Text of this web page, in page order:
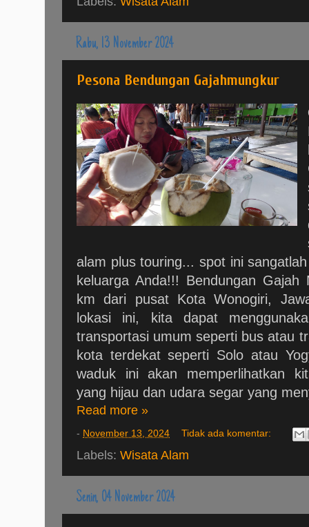
Rabu, 13 November 2024
Pesona Bendungan Gajahmungkur
alam plus touring... spot ini
keluarga Anda!!! Bendungan
km dari pusat Kota Wonogiri,
lokasi ini, kita dapat
transportasi umum seperti bus atau
kota terdekat seperti Solo atau
waduk ini akan memperlihatkan
yang hijau dan udara segar yang
Read more »
- November 13, 2024 Tidak ada komentar:
Labels: Wisata Alam
Senin, 04 November 2024